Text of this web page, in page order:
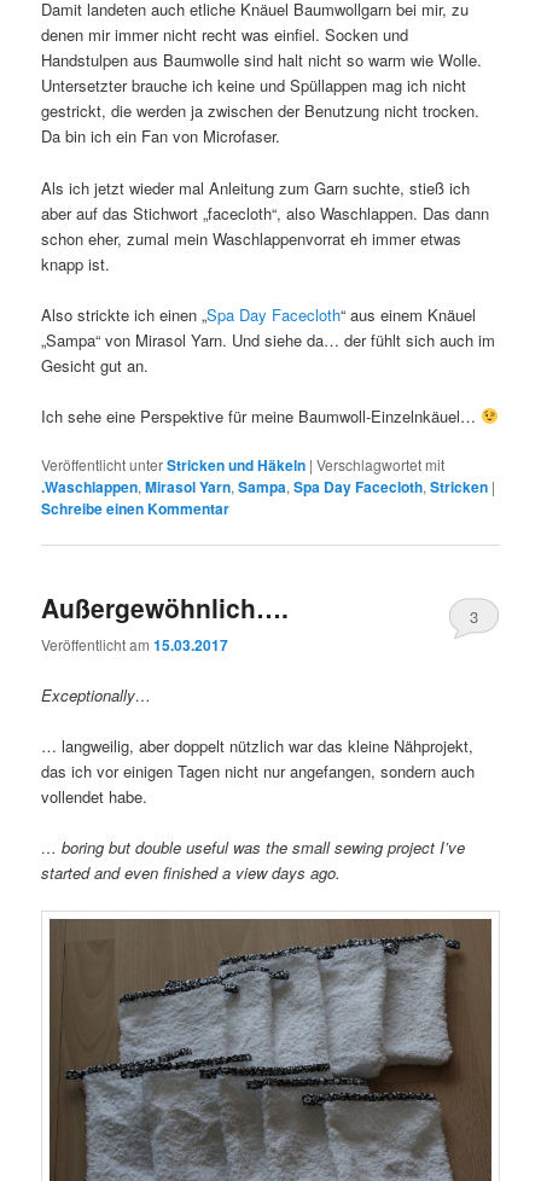
Damit landeten auch etliche Knäuel Baumwollgarn bei mir, zu
denen mir immer nicht recht was einfiel. Socken und
Handstulpen aus Baumwolle sind halt nicht so warm wie Wolle.
Untersetzter brauche ich keine und Spüllappen mag ich nicht
gestrickt, die werden ja zwischen der Benutzung nicht trocken.
Da bin ich ein Fan von Microfaser.
Als ich jetzt wieder mal Anleitung zum Garn suchte, stieß ich
aber auf das Stichwort „facecloth“, also Waschlappen. Das dann
schon eher, zumal mein Waschlappenvorrat eh immer etwas
knapp ist.
Also strickte ich einen „Spa Day Facecloth“ aus einem Knäuel
„Sampa“ von Mirasol Yarn. Und siehe da… der fühlt sich auch im
Gesicht gut an.
Ich sehe eine Perspektive für meine Baumwoll-Einzelnkäuel…
Veröffentlicht unterStricken und Häkeln |Verschlagwortet mit
.Waschlappen,Mirasol Yarn,Sampa,Spa Day Facecloth,Stricken |
Schreibe einen Kommentar
Außergewöhnlich….
Veröffentlicht am15.03.2017
3
Exceptionally…
… langweilig, aber doppelt nützlich war das kleine Nähprojekt,
das ich vor einigen Tagen nicht nur angefangen, sondern auch
vollendet habe.
… boring but double useful was the small sewing project I’ve
started and even finished a view days ago.